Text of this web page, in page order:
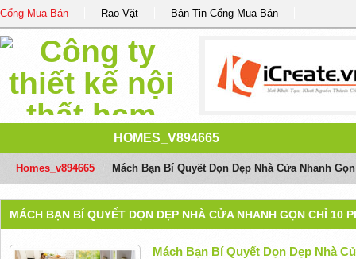
Cổng Mua Bán Rao Vặt Bản Tin Cổng Mua Bán
HOMES_V894665
Homes_v894665 Mách Bạn Bí Quyết Dọn Dẹp Nhà Cửa Nhanh
MÁCH BẠN BÍ QUYẾT DỌN DẸP NHÀ CỬA NHANH GỌN CHỈ 10
Mách Bạn Bí Quyết Dọn Dẹp Nhà